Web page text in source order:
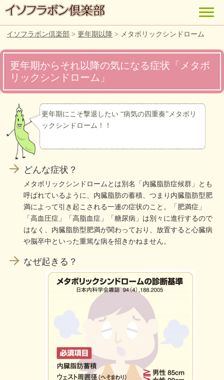
イソフラボン倶楽部>更年期以降>メタボリックシンドローム
更年期からそれ以降の気になる症状「メタボ
リックシンドローム」
更年期にこそ撃退したい “病気の四重奏”メタボリ
ックシンドローム！！
どんな症状？
メタボリックシンドロームとは別名「内臓脂肪症候群」とも
呼ばれているように、内臓脂肪の蓄積、つまり内臓脂肪型肥
満によって引き起こされる一連の症状のこと。「肥満症」
「高血圧症」「高脂血症」「糖尿病」は別々に進行するので
はなく、内臓脂肪型肥満が関わっており、放置すると心臓病
や脳卒中といった重篤な病を招きかねません。
なぜ起きる？